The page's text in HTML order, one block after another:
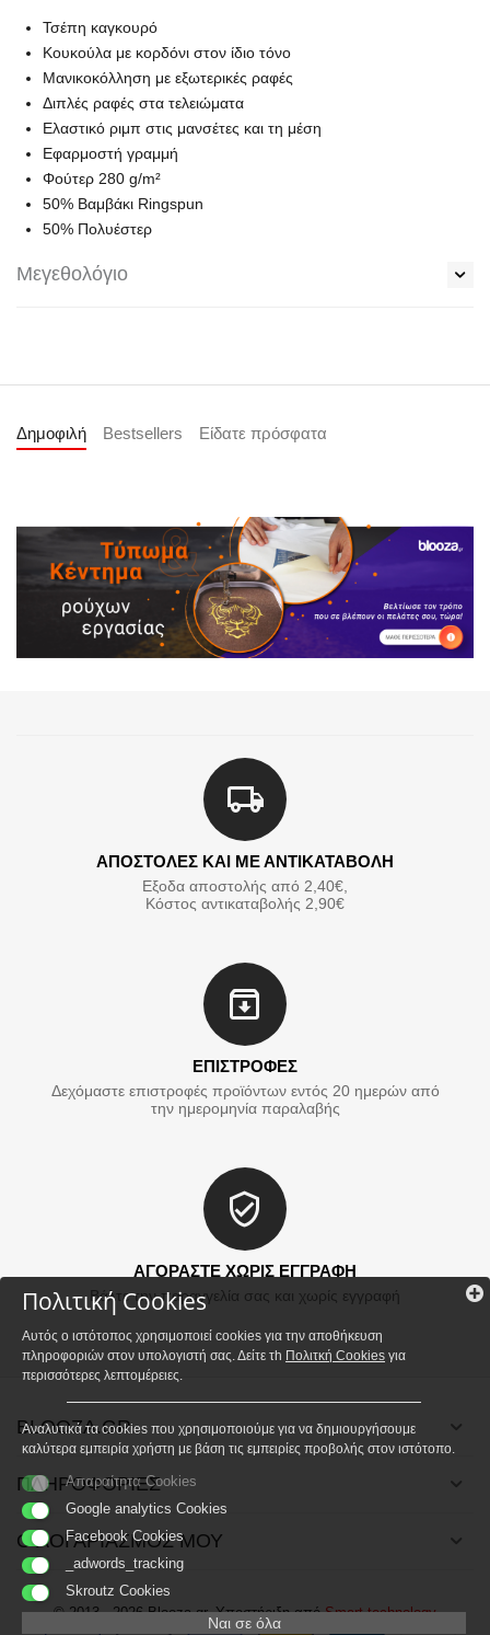
Τσέπη καγκουρό
Κουκούλα με κορδόνι στον ίδιο τόνο
Μανικοκόλληση με εξωτερικές ραφές
Διπλές ραφές στα τελειώματα
Ελαστικό ριμπ στις μανσέτες και τη μέση
Εφαρμοστή γραμμή
Φούτερ 280 g/m²
50% Bαμβάκι Ringspun
50% Πολυέστερ
Μεγεθολόγιο
Δημοφιλή Bestsellers Είδατε πρόσφατα
ΑΠΟΣΤΟΛΕΣ ΚΑΙ ΜΕ ΑΝΤΙΚΑΤΑΒΟΛΗ
Εξοδα αποστολής από 2,40€,
Κόστος αντικαταβολής 2,90€
ΕΠΙΣΤΡΟΦΕΣ
Δεχόμαστε επιστροφές προϊόντων εντός 20 ημερών από
την ημερομηνία παραλαβής
ΑΓΟΡΑΣΤΕ ΧΩΡΙΣ ΕΓΓΡΑΦΗ
Βάλτε την παραγγελία σας και χωρίς εγγραφή
BLOOZA.GR
ΠΛΗΡΟΦΟΡΙΕΣ
Ο ΛΟΓΑΡΙΑΣΜΟΣ ΜΟΥ
© 2013 - 2026 Blooza.gr. Υποστήριξη απόSmart technology
Πολιτική Cookies
Αυτός ο ιστότοπος χρησιμοποιεί cookies για την αποθήκευση
πληροφοριών στον υπολογιστή σας. Δείτε τh Πολιτκή Cookies για
περισσότερες λεπτομέρειες.
Αναλυτικά τα cookies που χρησιμοποιούμε για να δημιουργήσουμε
καλύτερα εμπειρία χρήστη με βάση τις εμπειρίες προβολής στον ιστότοπο.
Απαραίτητα Cookies
Google analytics Cookies
Facebook Cookies
_adwords_tracking
Skroutz Cookies
Ναι σε όλα